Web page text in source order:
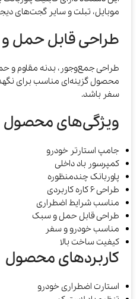
موبایل، تبلت و سایر گجت‌های
طراحی قابل حمل و
طراحی جمع‌وجور، بدنه مقاوم و
محصول گزینه‌ای مناسب برای
سفر باشد.
ویژگی‌های محصول
جامپ استارتر خودرو
کمپرسور باد داخلی
پاوربانک چندمنظوره
طراحی 6 کاره کاربردی
مناسب شرایط اضطراری
طراحی قابل حمل و سبک
مناسب خودرو و سفر
کیفیت ساخت بالا
کاربردهای محصول
استارت اضطراری خودرو